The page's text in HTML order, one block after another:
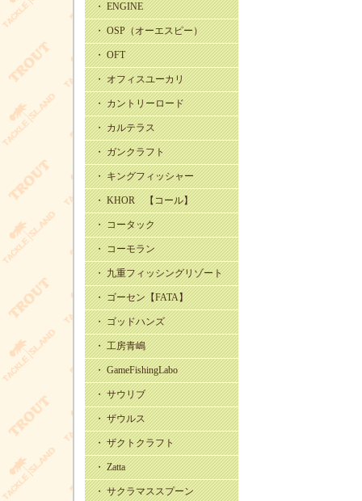
・ ENGINE
・ OSP（オーエスピー）
・ OFT
・ オフィスユーカリ
・ カントリーロード
・ カルテラス
・ ガンクラフト
・ キングフィッシャー
・ KHOR 【コール】
・ コータック
・ コーモラン
・ 九重フィッシングリゾート
・ ゴーセン【FATA】
・ ゴッドハンズ
・ 工房青嶋
・ GameFishingLabo
・ サウリブ
・ ザウルス
・ ザクトクラフト
・ Zatta
・ サクラマススプーン